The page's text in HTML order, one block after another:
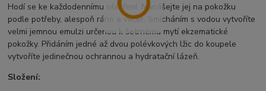
Hodí se ke každodennímu ošetření. Nanášejte jej na pokožku
podle potřeby, alespoň ráno a večer. Smícháním s vodou vytvoříte
velmi jemnou emulzi určenou k šetrnému mytí ekzematické
pokožky. Přidáním jedné až dvou polévkových lžic do koupele
vytvoříte jedinečnou ochrannou a hydratační lázeň.
Složení: